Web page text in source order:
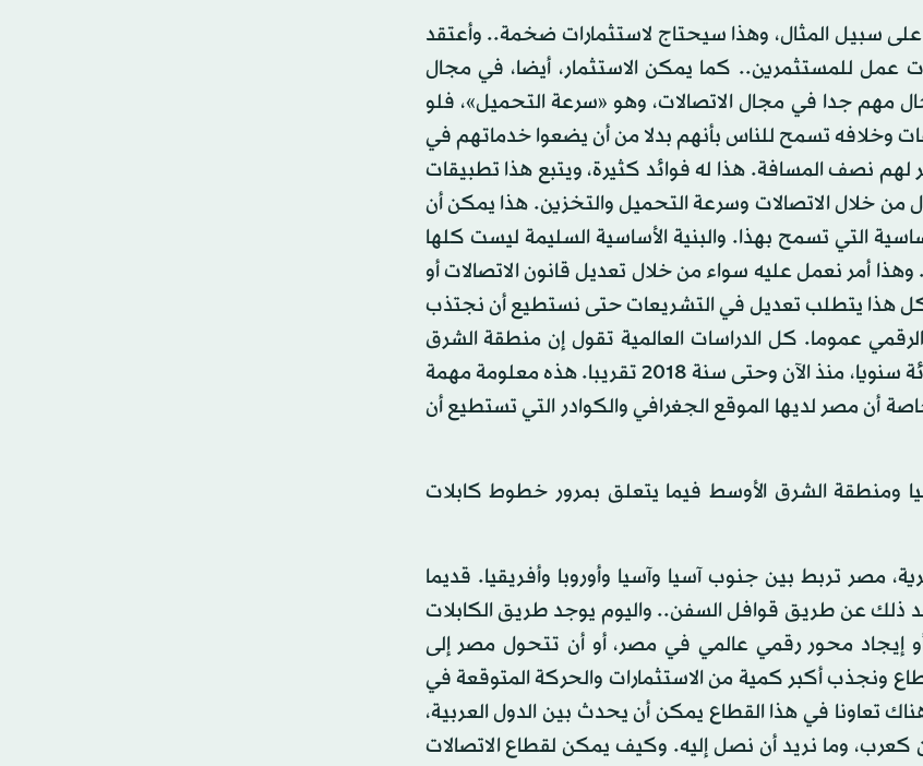
على سبيل المثال، وهذا سيحتاج لاستثمارات ضخمة.. وأعتقد
عمل للمستثمرين.. كما يمكن الاستثمار، أيضا، في مجال
مهم جدا في مجال الاتصالات، وهو «سرعة التحميل»، فلو
وخلافه تسمح للناس بأنهم بدلا من أن يضعوا خدماتهم في
لهم نصف المسافة. هذا له فوائد كثيرة، ويتبع هذا تطبيقات
خلال الاتصالات وسرعة التحميل والتخزين. هذا يمكن أن
التي تسمح بهذا. والبنية الأساسية السليمة ليست كلها
أمر نعمل عليه سواء من خلال تعديل قانون الاتصالات أو
كل هذا يتطلب تعديل في التشريعات حتى نستطيع أن نجتذب
عموما. كل الدراسات العالمية تقول إن منطقة الشرق
الأوسط سيكون فيها نمو في حركة البيانات في حدود 38 في المائة سنويا، منذ الآن وحتى سنة 2018 تقريبا. هذه معلومة مهمة
مصر لديها الموقع الجغرافي والكوادر التي تستطيع أن
ومنطقة الشرق الأوسط فيما يتعلق بمرور خطوط كابلات
مصر تربط بين جنوب آسيا وآسيا وأوروبا وأفريقيا. قديما
ذلك عن طريق قوافل السفن.. واليوم يوجد طريق الكابلات
إيجاد محور رقمي عالمي في مصر، أو أن تتحول مصر إلى
ونجذب أكبر كمية من الاستثمارات والحركة المتوقعة في
تعاونا في هذا القطاع يمكن أن يحدث بين الدول العربية،
وما نريد أن نصل إليه. وكيف يمكن لقطاع الاتصالات